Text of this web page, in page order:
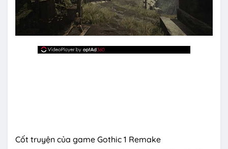
Cốt truyện của game Gothic 1 Remake